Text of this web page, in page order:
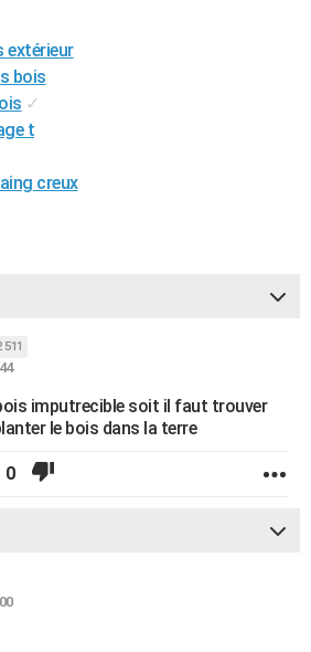
extérieur
bois
✓
t
creux
511
imputrecible soit il faut trouver
le bois dans la terre
0